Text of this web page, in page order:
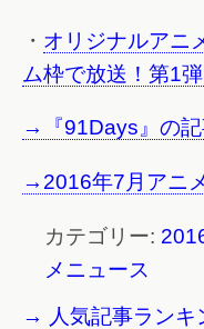
・ オリジナルアニ
ム枠で放送！第1
→『91Days』の記
→2016年7月アニ
カテゴリー:
メニュース
→ 人気記事ランキ